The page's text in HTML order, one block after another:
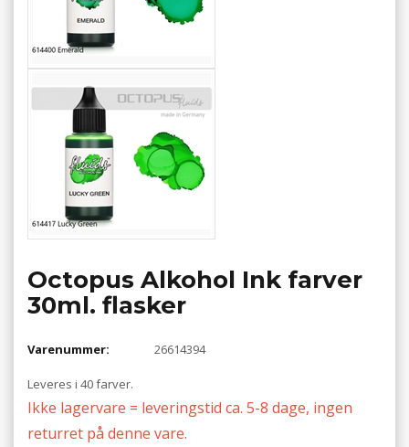
Octopus Alkohol Ink farver
30ml. flasker
Varenummer: 26614394
Leveres i 40 farver.
Ikke lagervare = leveringstid ca. 5-8 dage, ingen
returret på denne vare.